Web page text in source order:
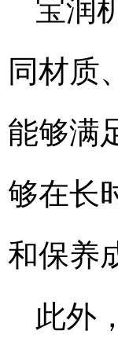
宝润
同材质
能够满
够在长
和保养
此外